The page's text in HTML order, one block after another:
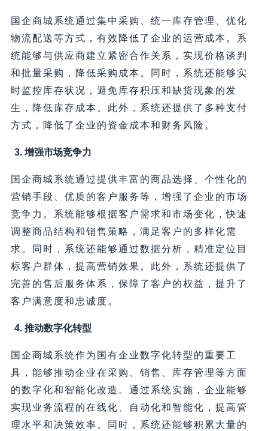
国企商城系统通过集中采购、统一库存管理、优化
物流配送等方式，有效降低了企业的运营成本。系
统能够与供应商建立紧密合作关系，实现价格谈判
和批量采购，降低采购成本。同时，系统还能够实
时监控库存状况，避免库存积压和缺货现象的发
生，降低库存成本。此外，系统还提供了多种支付
方式，降低了企业的资金成本和财务风险。
3. 增强市场竞争力
国企商城系统通过提供丰富的商品选择、个性化的
营销手段、优质的客户服务等，增强了企业的市场
竞争力。系统能够根据客户需求和市场变化，快速
调整商品结构和销售策略，满足客户的多样化需
求。同时，系统还能够通过数据分析，精准定位目
标客户群体，提高营销效果。此外，系统还提供了
完善的售后服务体系，保障了客户的权益，提升了
客户满意度和忠诚度。
4. 推动数字化转型
国企商城系统作为国有企业数字化转型的重要工
具，能够推动企业在采购、销售、库存管理等方面
的数字化和智能化改造。通过系统实施，企业能够
实现业务流程的在线化、自动化和智能化，提高管
理水平和决策效率。同时，系统还能够积累大量的